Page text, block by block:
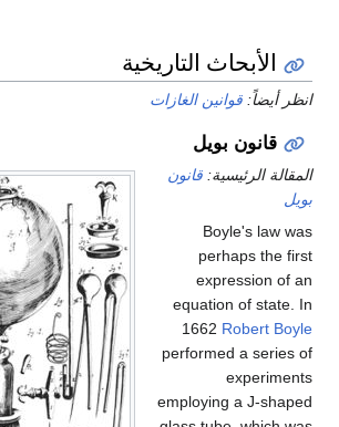
الأبحاث التاريخية
انظر أيضاً: قوانين الغازات
قانون بويل
المقالة الرئيسية: قانون
بويل
Boyle's law was
perhaps the first
expression of an
equation of state. In
1662 Robert Boyle
performed a series of
experiments
employing a J-shaped